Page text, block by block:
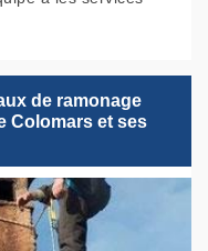
de ramonage
Colomars et ses